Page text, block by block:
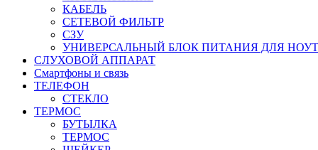
КАБЕЛЬ
СЕТЕВОЙ ФИЛЬТР
СЗУ
УНИВЕРСАЛЬНЫЙ БЛОК ПИТАНИЯ ДЛЯ
СЛУХОВОЙ АППАРАТ
Смартфоны и связь
ТЕЛЕФОН
СТЕКЛО
ТЕРМОС
БУТЫЛКА
ТЕРМОС